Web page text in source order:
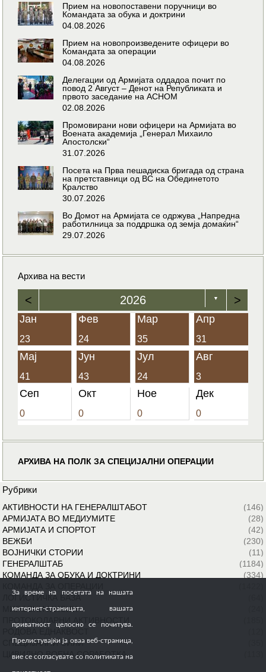
Прием на новопоставени поручници во
Командата за обука и доктрини
04.08.2026
Прием на новопроизведените офицери во
Командата за операции
04.08.2026
Делегации од Армијата оддадоа почит по
повод 2 Август – Денот на Републиката и
првото заседание на АСНОМ
02.08.2026
Промовирани нови офицери на Армијата во
Воената академија „Генерал Михаило
Апостолски“
31.07.2026
Посета на Прва пешадиска бригада од страна
на претставници од ВС на Обединетото
Кралство
30.07.2026
Во Домот на Армијата се одржува „Напредна
работилница за поддршка од земја домаќин“
29.07.2026
Архива на вести
< 2026 ▼ >
Јан
23
Фев
24
Мар
35
Апр
31
Мај
41
Јун
43
Јул
24
Авг
3
Сеп
0
Окт
0
Ное
0
Дек
0
АРХИВА НА ПОЛК ЗА СПЕЦИЈАЛНИ ОПЕРАЦИИ
Рубрики
АКТИВНОСТИ НА ГЕНЕРАЛШТАБОТ
(146)
АРМИЈАТА ВО МЕДИУМИТЕ
(28)
АРМИЈАТА И СПОРТОТ
(42)
ВЕЖБИ
(230)
ВОЈНИЧКИ СТОРИИ
(11)
ГЕНЕРАЛШТАБ
(1184)
КОМАНДА ЗА ОБУКА И ДОКТРИНИ
(334)
ЛОГИСТИЧКА БАЗА
МИРОВНИ МИСИИ
СПЕЦИЈАЛНИ СИЛИ
ЦИВИЛНО ВОЕНА СОРАБОТКА
За време на посетата на нашата
интернет-страницата, вашата
приватност целосно се почитува.
Прелистувајќи ја оваа веб-страница,
вие се согласувате со политиката на